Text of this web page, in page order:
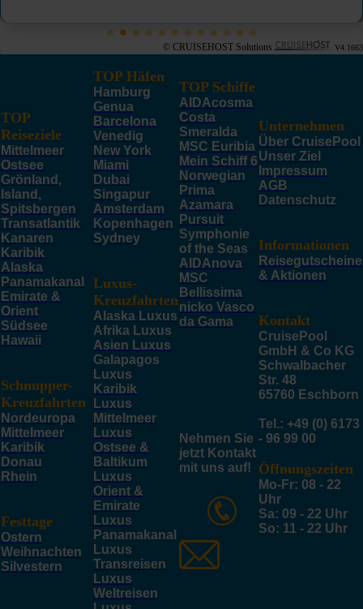
© CRUISEHOST Solutions V4.1663
TOP
Reiseziele
Mittelmeer
Ostsee
Grönland,
Island,
Spitsbergen
Transatlantik
Kanaren
Karibik
Alaska
Panamakanal
Emirate &
Orient
Südsee
Hawaii
Schnupper-
Kreuzfahrten
Nordeuropa
Mittelmeer
Karibik
Donau
Rhein
Festtage
Ostern
Weihnachten
Silvestern
TOP Häfen
Hamburg
Genua
Barcelona
Venedig
New York
Miami
Dubai
Singapur
Amsterdam
Kopenhagen
Sydney
Luxus-
Kreuzfahrten
Alaska Luxus
Afrika Luxus
Asien Luxus
Galapagos
Luxus
Karibik
Luxus
Mittelmeer
Luxus
Ostsee &
Baltikum
Luxus
Orient &
Emirate
Luxus
Panamakanal
Luxus
Transreisen
Luxus
Weltreisen
TOP Schiffe
AIDAcosma
Costa
Smeralda
MSC Euribia
Mein Schiff 6
Norwegian
Prima
Azamara
Pursuit
Symphonie
of the Seas
AIDAnova
MSC
Bellissima
nicko Vasco
da Gama
Nehmen Sie
jetzt Kontakt
mit uns auf!
Unternehmen
Über CruisePool
Unser Ziel
Impressum
AGB
Datenschutz
Informationen
Reisegutscheine
& Aktionen
Kontakt
CruisePool
GmbH & Co KG
Schwalbacher
Str. 48
65760 Eschborn
Tel.: +49 (0) 6173
- 96 99 00
Öffnungszeiten
Mo-Fr: 08 - 22
Uhr
Sa: 09 - 22 Uhr
So: 11 - 22 Uhr